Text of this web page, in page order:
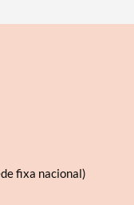
fixa nacional)